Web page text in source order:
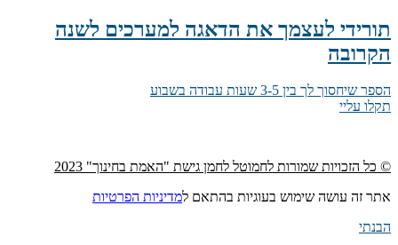
תורידי לעצמך את הדאגה למערכים לשנה
הקרובה
הספר שיחסוך לך בין 3-5 שעות עבודה בשבוע
תקלו עליי
© כל הזכויות שמורות לחמוטל לחמן גישת "האמת בחינוך" 2023
אתר זה עושה שימוש בעוגיות בהתאם למדיניות הפרטיות
הבנתי